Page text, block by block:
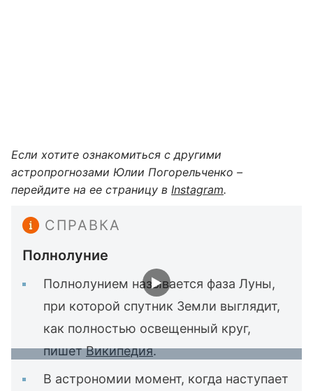
Если хотите ознакомиться с другими
астропрогнозами Юлии Погорельченко –
перейдите на ее страницу в Instagram.
СПРАВКА
Полнолуние
Полнолунием называется фаза Луны,
при которой спутник Земли выглядит,
как полностью освещенный круг,
пишетВикипедия.
В астрономии момент, когда наступает